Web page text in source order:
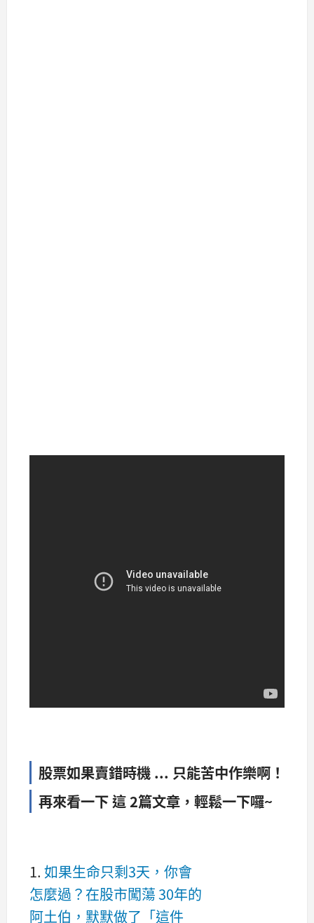
股票如果賣錯時機 ... 只能苦中作樂啊！
再來看一下 這 2篇文章，輕鬆一下囉~
1. 如果生命只剩3天，你會
怎麼過？在股市闖蕩 30年的
阿土伯，默默做了「這件